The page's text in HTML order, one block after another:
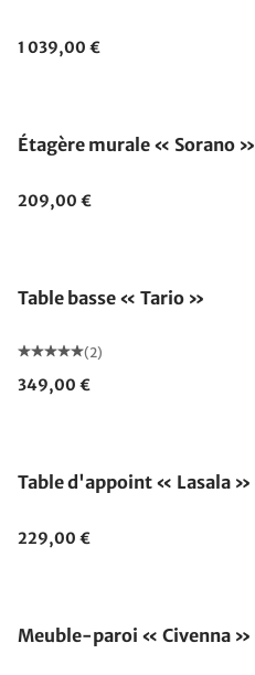
1 039,00 €
Étagère murale « Sorano »
209,00 €
Table basse « Tario »
(2)
349,00 €
Table d'appoint « Lasala »
229,00 €
Meuble-paroi « Civenna »